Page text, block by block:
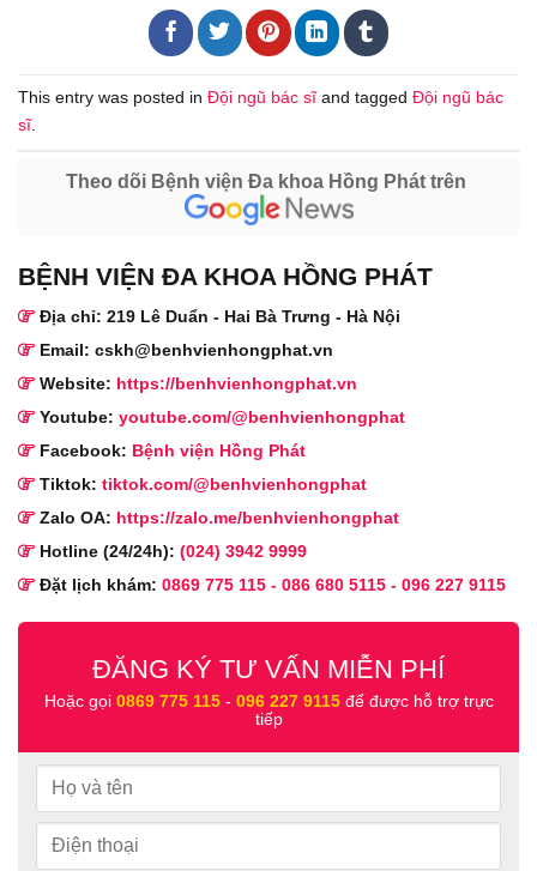
This entry was posted in Đội ngũ bác sĩand tagged Đội ngũ bác
sĩ.
Theo dõi Bệnh viện Đa khoa Hồng Phát trên
BỆNH VIỆN ĐA KHOA HỒNG PHÁT
Địa chỉ: 219 Lê Duẩn - Hai Bà Trưng - Hà Nội
Email: cskh@benhvienhongphat.vn
Website: https://benhvienhongphat.vn
Youtube: youtube.com/@benhvienhongphat
Facebook: Bệnh viện Hồng Phát
Tiktok: tiktok.com/@benhvienhongphat
Zalo OA: https://zalo.me/benhvienhongphat
Hotline (24/24h): (024) 3942 9999
Đặt lịch khám: 0869 775 115 - 086 680 5115 - 096 227 9115
ĐĂNG KÝ TƯ VẤN MIỄN PHÍ
Hoặc gọi 0869 775 115- 096 227 9115 để được hỗ trợ trực
tiếp